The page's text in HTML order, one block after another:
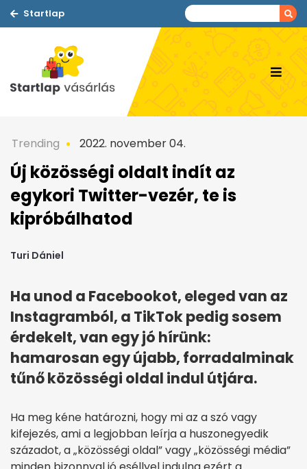
Startlap
Trending 2022. november 04.
Új közösségi oldalt indít az
egykori Twitter-vezér, te is
kipróbálhatod
Turi Dániel
Ha unod a Facebookot, eleged van az
Instagramból, a TikTok pedig sosem
érdekelt, van egy jó hírünk:
hamarosan egy újabb, forradalminak
tűnő közösségi oldal indul útjára.
Ha meg kéne határozni, hogy mi az a szó vagy
kifejezés, ami a legjobban leírja a huszonegyedik
századot, a „közösségi oldal” vagy „közösségi média”